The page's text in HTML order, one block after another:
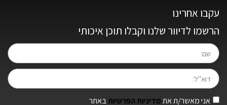
עקבו אחרינו
הרשמו לדיוור שלנו וקבלו תוכן איכותי
אני מאשר/ת אתמדיניות הפרטיותבאתר